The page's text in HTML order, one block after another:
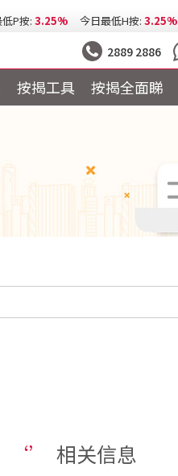
P按: 3.25% 今日最低H按: 3.25%
2889 2886
按揭工具 按揭全面睇
‘’ 相关信息